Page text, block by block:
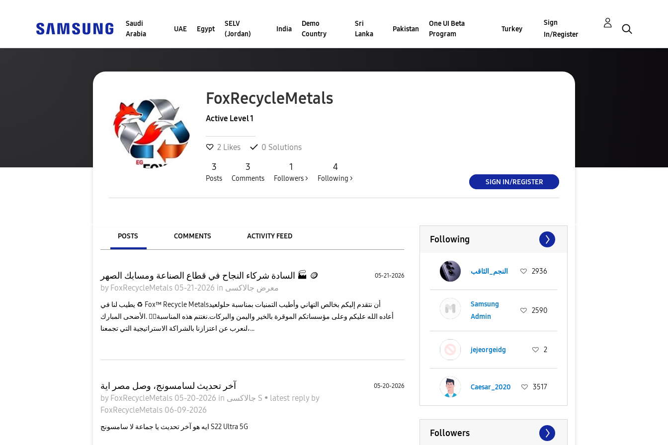
Saudi
Arabia
UAE Egypt
SELV
(Jordan)
India
Demo
Country
Sri
Lanka
Pakistan
One UI Beta
Program
Turkey
Sign
In/Register
FoxRecycleMetals
Active Level 1
2 Likes 0 Solutions
3
Posts
3
Comments
1
Followers >
4
Following > SIGN IN/REGISTER
POSTS COMMENTS ACTIVITY FEED
السادة شركاء النجاح في قطاع الصناعة ومسابك الصهر 🏭 🪙
by FoxRecycleMetals 05-21-2026 in معرض جالاكسى
05-21-2026
​يطيب لنا في ♻️ Fox™ Recycle Metalsأن نتقدم إليكم بخالص التهاني وأطيب التمنيات بمناسبة حلولعيد
الأضحى المبارك. أعاده الله عليكم وعلى مؤسساتكم الموقرة بالخير واليمن والبركات.​نغتنم هذه المناسبة
لنعرب عن اعتزازنا بالشراكة الاستراتيجية التي تجمعنا،...
آخر تحديث لسامسونج، وصل مصر اية
by FoxRecycleMetals 05-20-2026 in جالاكسى S • latest reply by
FoxRecycleMetals 06-09-2026
05-20-2026
ايه هو آخر تحديث يا جماعة لا سامسونج S22 Ultra 5G
Following
النجم_الثاقب 2936
Samsung
Admin
2590
jejeorgeidg 2
Caesar_2020 3517
Followers